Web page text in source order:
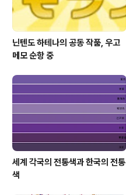
닌텐도 하테나의 공동 작품, 우고
메모 순항 중
세계 각국의 전통색과 한국의 전통
색